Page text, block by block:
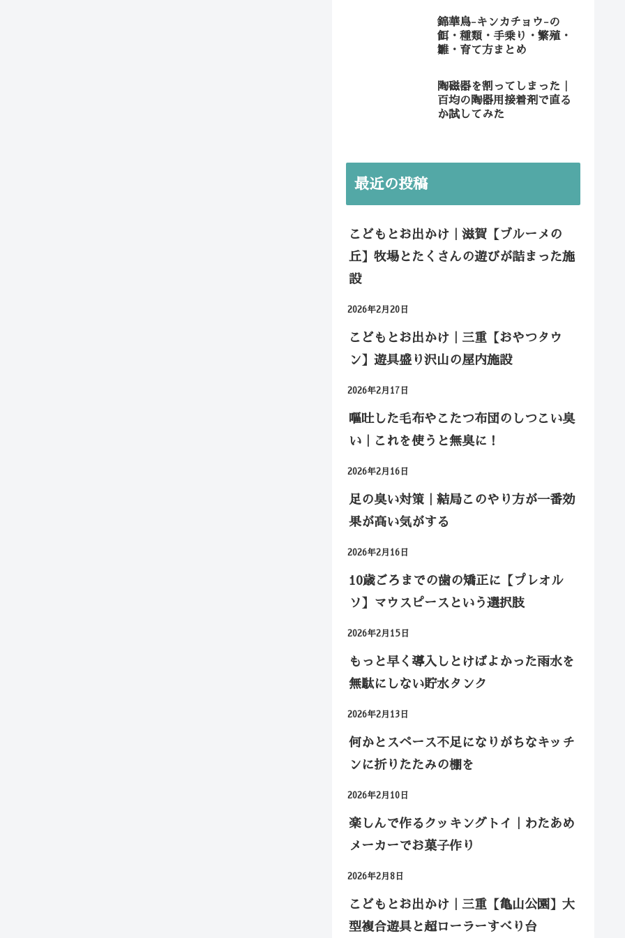
錦華鳥-キンカチョウ-の
餌・種類・手乗り・繁殖・
雛・育て方まとめ
陶磁器を割ってしまった｜
百均の陶器用接着剤で直る
か試してみた
最近の投稿
こどもとお出かけ｜滋賀【ブルーメの
丘】牧場とたくさんの遊びが詰まった施
設
2026年2月20日
こどもとお出かけ｜三重【おやつタウ
ン】遊具盛り沢山の屋内施設
2026年2月17日
嘔吐した毛布やこたつ布団のしつこい臭
い｜これを使うと無臭に！
2026年2月16日
足の臭い対策｜結局このやり方が一番効
果が高い気がする
2026年2月16日
10歳ごろまでの歯の矯正に【プレオル
ソ】マウスピースという選択肢
2026年2月15日
もっと早く導入しとけばよかった雨水を
無駄にしない貯水タンク
2026年2月13日
何かとスペース不足になりがちなキッチ
ンに折りたたみの棚を
2026年2月10日
楽しんで作るクッキングトイ｜わたあめ
メーカーでお菓子作り
2026年2月8日
こどもとお出かけ｜三重【亀山公園】大
型複合遊具と超ローラーすべり台